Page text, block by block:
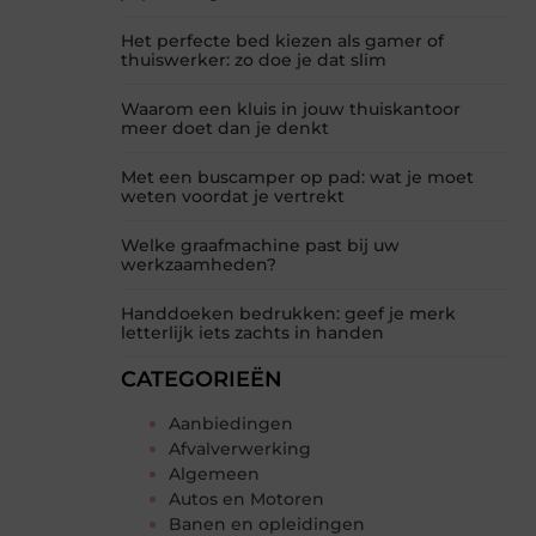
Het perfecte bed kiezen als gamer of
thuiswerker: zo doe je dat slim
Waarom een kluis in jouw thuiskantoor
meer doet dan je denkt
Met een buscamper op pad: wat je moet
weten voordat je vertrekt
Welke graafmachine past bij uw
werkzaamheden?
Handdoeken bedrukken: geef je merk
letterlijk iets zachts in handen
CATEGORIEËN
Aanbiedingen
Afvalverwerking
Algemeen
Autos en Motoren
Banen en opleidingen